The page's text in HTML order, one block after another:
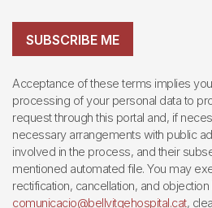
SUBSCRIBE ME
Acceptance of these terms implies
processing of your personal data to
request through this portal and, if
necessary arrangements with public
involved in the process, and their
mentioned automated file. You may
rectification, cancellation, and
comunicacio@bellvitgehospital.cat,